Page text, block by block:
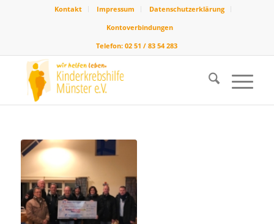
Kontakt Impressum
Datenschutzerklärung
Kontoverbindungen
Telefon: 02 51 / 83 54 283